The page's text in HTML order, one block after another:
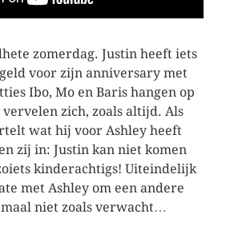
zomerdag. Justin heeft iets
voor zijn anniversary met
Ibo, Mo en Baris hangen op
zich, zoals altijd. Als
wat hij voor Ashley heeft
zij in: Justin kan niet komen
kinderachtigs! Uiteindelijk
met Ashley om een andere
niet zoals verwacht…